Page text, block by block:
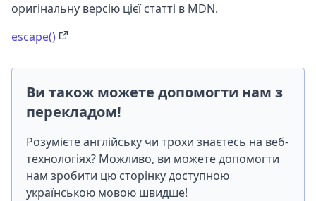
оригінальну версію цієї статті в MDN.
escape()
Ви також можете допомогти нам з
перекладом!
Розумієте англійську чи трохи знаєтесь на веб-
технологіях? Можливо, ви можете допомогти
нам зробити цю сторінку доступною
українською мовою швидше!